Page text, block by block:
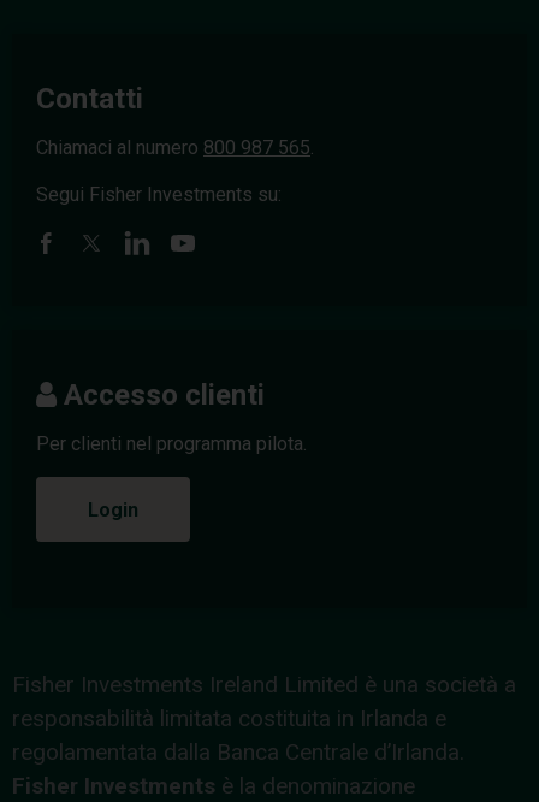
Contatti
Chiamaci al numero 800 987 565.
Segui Fisher Investments su:
Accesso clienti
Per clienti nel programma pilota.
Login
Fisher Investments Ireland Limited è una società a
responsabilità limitata costituita in Irlanda e
regolamentata dalla Banca Centrale d’Irlanda.
Fisher Investments è la denominazione